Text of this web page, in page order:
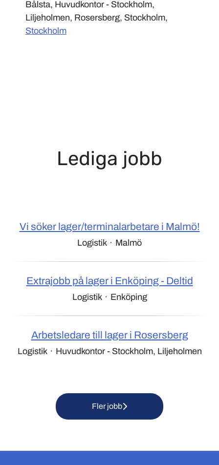
Bålsta, Huvudkontor - Stockholm,
Liljeholmen, Rosersberg, Stockholm,
Stockholm
Lediga jobb
Vi söker lager/terminalarbetare i Malmö!
Logistik · Malmö
Extrajobb på lager i Enköping - Deltid
Logistik · Enköping
Arbetsledare till lager i Rosersberg
Logistik · Huvudkontor - Stockholm, Liljeholmen
Fler jobb